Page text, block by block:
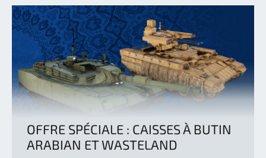
OFFRE SPÉCIALE : CAISSES À BUTIN
ARABIAN ET WASTELAND